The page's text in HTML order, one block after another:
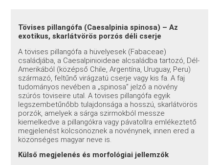
Tövises pillangófa (Caesalpinia spinosa) – Az
exotikus, skarlátvörös porzós déli cserje
A tövises pillangófa a hüvelyesek (Fabaceae)
családjába, a Caesalpinioideae alcsaládba tartozó, Dél-
Amerikából (középső Chile, Argentína, Uruguay, Peru)
származó, feltűnő virágzatú cserje vagy kis fa. A faj
tudományos nevében a „spinosa” jelző a növény
szúrós töviseire utal. A tövises pillangófa egyik
legszembetűnőbb tulajdonsága a hosszú, skarlátvörös
porzók, amelyek a sárga szirmokból messze
kiemelkedve a pillangókra vagy pávatollra emlékeztető
megjelenést kölcsönöznek a növénynek, innen ered a
közönséges magyar neve is.
Külső megjelenés és morfológiai jellemzők